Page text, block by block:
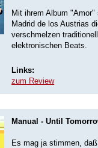
Mit ihrem Album
Madrid de los Austrias
verschmelzen
elektronischen Beats.
Links:
zum Review
Manual - Until
Es mag ja stimmen,